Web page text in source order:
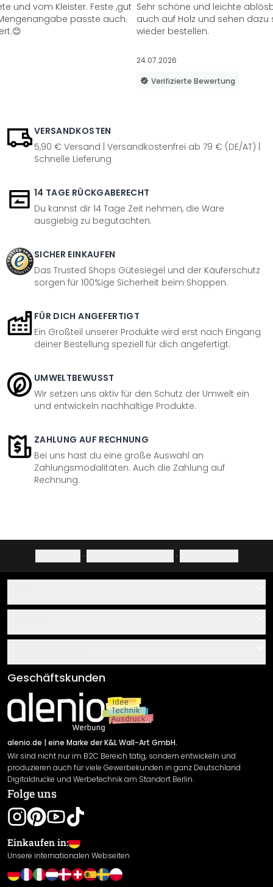
und vom Kleister. Feste ,gut
passte auch.
Sehr schöne und leichte
auch auf Holz und sehen
wieder bestellen.
24.07.2026
Verifizierte Bewertung
VERSANDKOSTEN
5,90 € Versand | Versandkostenfrei ab 79 € (DE/AT) |
Schnelle Lieferung
14 TAGE RÜCKGABERECHT
Du kannst dir 14 Tage Zeit nehmen, die Ware
ausgiebig zu begutachten.
SICHER EINKAUFEN
Das Trusted Shops Gütesiegel und der Käuferschutz
sorgen für 100%ige Sicherheit beim Shoppen.
FÜR DICH ANGEFERTIGT
Ein Großteil unserer Produkte wird erst nach Eingang
deiner Bestellung speziell für dich angefertigt.
UMWELTBEWUSST
Wir setzen uns aktiv für den Schutz der Umwelt ein
und entwickeln nachhaltige Produkte.
ZAHLUNG AUF RECHNUNG
Bei uns hast du eine große Auswahl an
Zahlungsmodalitäten. Auch die Zahlung auf
Rechnung.
· ·
Über uns
Klebe- und Montageanleitungen
Newsletter An-/Abmeldung
Sendungsverfolgung
AGB
Impressum
Versand & Zahlung
Rücksendung
Widerrufsrecht
Datenschutzerklärung
Gewährleistung
Leistungserklärung / CE-Zeichen
Cookie Einstellungen
Geschäftskunden
alenio.de | eine Marke der K&L Wall-Art GmbH.
Wir sind nicht nur im B2C Bereich tätig, sondern entwickeln und
produzieren auch für viele Gewerbekunden in ganz Deutschland
Digitaldrucke und Werbetechnik am Standort Berlin.
Folge uns
Einkaufen in:
Unsere internationalen Webseiten